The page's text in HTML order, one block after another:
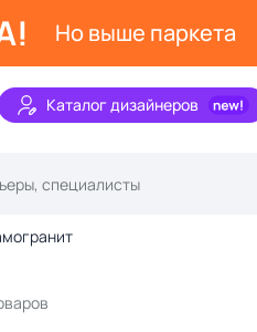
Но выше паркета
Каталог дизайнеров